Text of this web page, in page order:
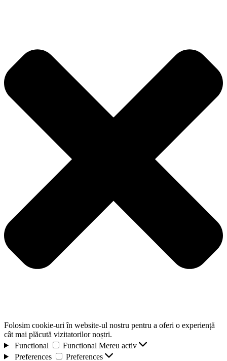
Folosim cookie-uri în website-ul nostru pentru a oferi o experiență
cât mai plăcută vizitatorilor noștri.
Functional
Functional Mereu activ
Preferences
Preferences